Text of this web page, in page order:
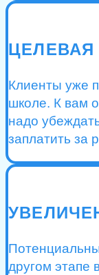
Клиенты уже
школе. К вам
надо
заплатить за
другом этапе